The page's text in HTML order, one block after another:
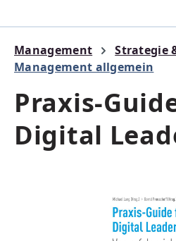
Management
Strategie
Management allgemein
Praxis-
Digital
Bildergalerie überspringen